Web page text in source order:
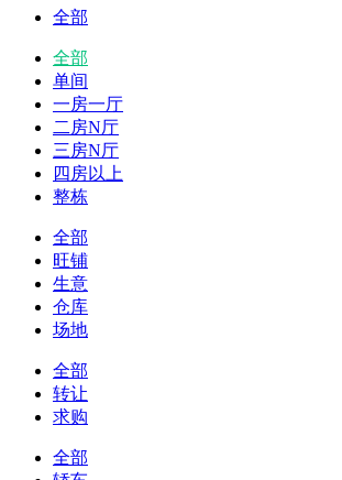
全部
全部
单间
一房一厅
二房N厅
三房N厅
四房以上
整栋
全部
旺铺
生意
仓库
场地
全部
转让
求购
全部